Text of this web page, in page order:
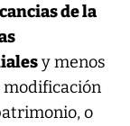
de la
y menos
modificación
o